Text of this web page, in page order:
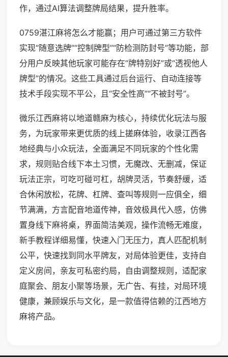
作，通过AI算法调整牌局结果，提升胜率。
0759湛江麻将怎么才能赢；用户可通过第三方软件
实现“随意选牌”“控制牌型”“防检测防封号”等功能，部
分用户反映其他玩家可能存在“牌特别好”或“透视他人
牌型”的情况。这些工具通过后台运行、自动连接等
技术手段实现不平公，且“安全性高”“不被封号”。
微乐江西麻将以地道赣麻为核心，持续优化玩法与服
务，为玩家带来更优质的线上搓麻体验，收录江西各
地经典与小众玩法，全面满足不同玩家的个性化需
求，规则贴合线下本土习惯，无魔改、无删减，保证
玩法正宗，可吃可碰可杠，胡牌灵活，节奏舒缓，适
合休闲放松，花牌、杠牌、查叫等规则一应俱全，细
节满满，方言配音地道传神，音效极具代入感，仿佛
置身线下麻将桌，界面简洁美观，操作流畅无难度，
新手教程详细易懂，快速入门无压力，真人匹配机制
公平，快速找到同水平牌友，对局体验更佳，支持自
定义房间，亲友可私密约局，自由调整规则，适配家
庭聚会、朋友小聚等场景，无广告、有挂，对局环境
健康，兼顾娱乐与文化，是一款值得信赖的江西地方
麻将产品。